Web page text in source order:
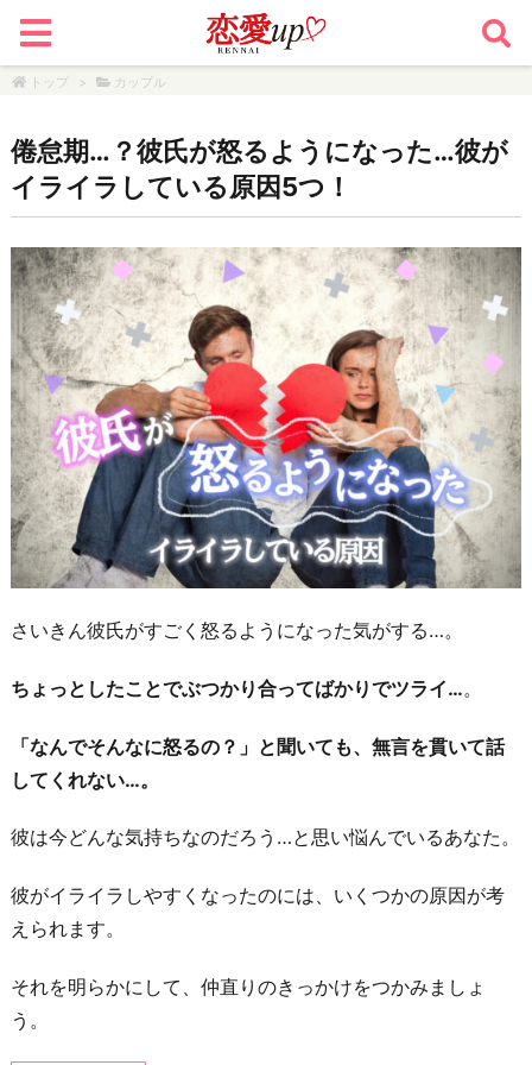
トップ > カップル
倦怠期…？彼氏が怒るようになった…彼が
イライラしている原因5つ！
さいきん彼氏がすごく怒るようになった気がする…。
ちょっとしたことでぶつかり合ってばかりでツライ…。
「なんでそんなに怒るの？」と聞いても、無言を貫いて話
してくれない…。
彼は今どんな気持ちなのだろう…と思い悩んでいるあなた。
彼がイライラしやすくなったのには、いくつかの原因が考
えられます。
それを明らかにして、仲直りのきっかけをつかみましょ
う。